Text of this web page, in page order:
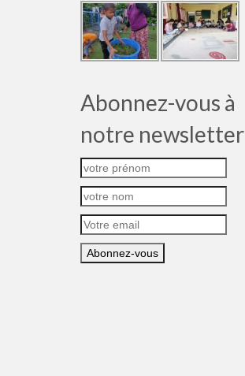
Abonnez-vous à
notre newsletter